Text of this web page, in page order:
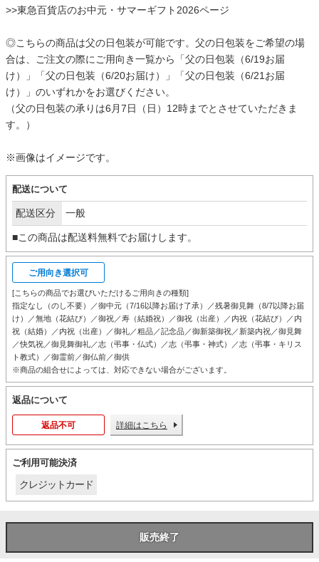
>>東急百貨店のお中元・サマーギフト2026ページ
◎こちらの商品は父の日包装が可能です。父の日包装をご希望の場
合は、ご注文の際にご用向き一覧から「父の日包装（6/19お届
け）」「父の日包装（6/20お届け）」「父の日包装（6/21お届
け）」のいずれかをお選びください。
（父の日包装の承りは6月7日（日）12時までとさせていただきま
す。）
※画像はイメージです。
配送について
配送区分 一般
■この商品は配送料無料でお届けします。
ご用向き選択可
[こちらの商品でお選びいただけるご用向きの種類]
指定なし（のし不要）／御中元（7/16以降お届け了承）／残暑御見舞（8/7以降お届
け）／無地（花結び）／御祝／寿（結婚祝）／御祝（出産）／内祝（花結び）／内
祝（結婚）／内祝（出産）／御礼／粗品／記念品／御新築御祝／新築内祝／御見舞
／快気祝／御見舞御礼／志（弔事・仏式）／志（弔事・神式）／志（弔事・キリス
ト教式）／御霊前／御仏前／御供
※商品の組合せによっては、対応できない場合がございます。
返品について
返品不可 詳細はこちら
ご利用可能決済
クレジットカード
販売終了